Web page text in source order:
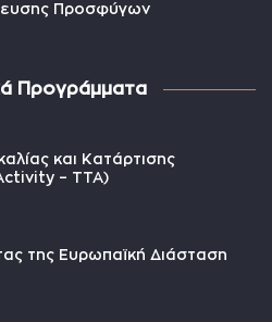
Προσφύγων
Προγράμματα
και Κατάρτισης
– TTA)
της Ευρωπαϊκή Διάσταση